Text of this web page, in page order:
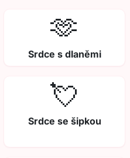
🫶
Srdce s dlaněmi
💘
Srdce se šipkou